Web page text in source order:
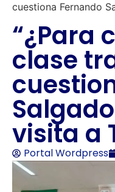
cuestiona Fernando
“¿Para
clase
visita a
Portal Wordpress